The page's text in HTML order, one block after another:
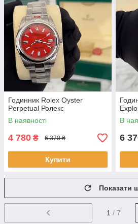
Годинник Rolex Oyster
Perpetual Ролекс
В наявності
4 780 ₴ 6 370 ₴
Купити
В
6
Показати
1 / 7